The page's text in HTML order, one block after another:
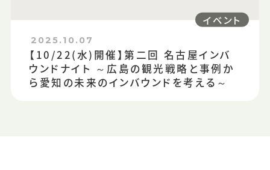
イベント
2025.10.07
【10/22(水)開催】第二回 名古屋インバ
ウンドナイト ～広島の観光戦略と事例か
ら愛知の未来のインバウンドを考える～